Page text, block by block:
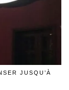
JUSQU’À